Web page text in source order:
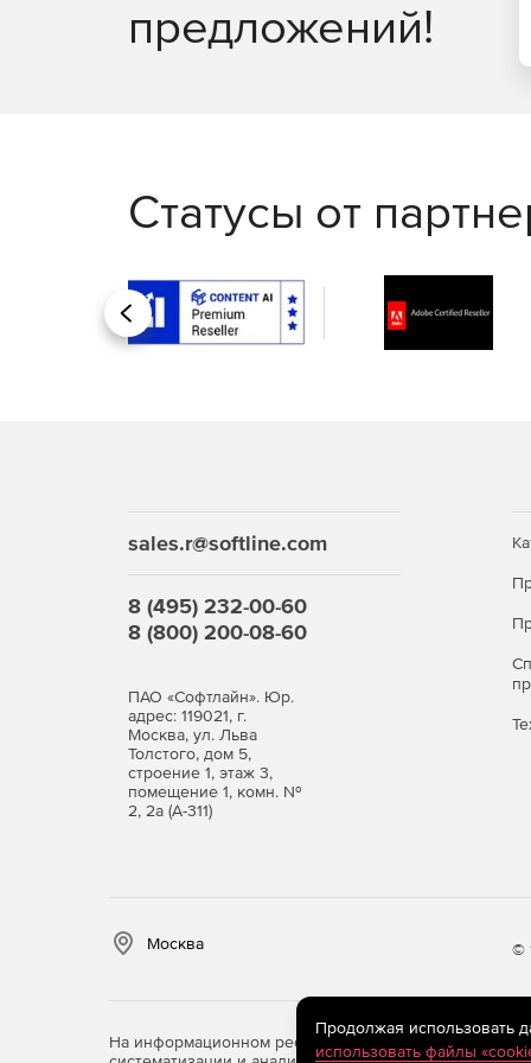
непосредственно из сборщика событий
предложений!
Статусы от
Назад
sales.r@softline.com
8 (495) 232-00-60
8 (800) 200-08-60
ПАО «Софтлайн». Юр.
адрес: 119021, г.
Москва, ул. Льва
Толстого, дом 5,
строение 1, этаж 3,
помещение 1, комн. №
2, 2а (А-311)
Москва ©
На информационном ресурсе store.softline.ru
Продолжая использовать
использовать файлы